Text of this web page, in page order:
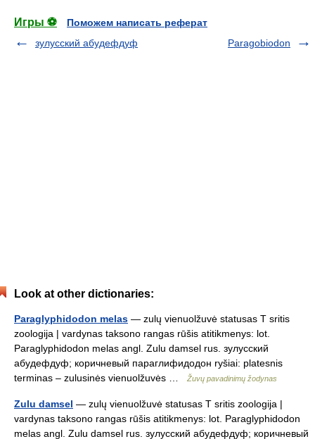
Игры ⚽
Поможем написать реферат
зулусский абудефдуф
Paragobiodon
Look at other dictionaries:
Paraglyphidodon melas — zulų vienuolžuvė statusas T sritis
zoologija | vardynas taksono rangas rūšis atitikmenys: lot.
Paraglyphidodon melas angl. Zulu damsel rus. зулусский
абудефдуф; коричневый параглифидодон ryšiai: platesnis
terminas – zulusinės vienuolžuvės …
Žuvų pavadinimų žodynas
Zulu damsel — zulų vienuolžuvė statusas T sritis zoologija |
vardynas taksono rangas rūšis atitikmenys: lot. Paraglyphidodon
melas angl. Zulu damsel rus. зулусский абудефдуф; коричневый